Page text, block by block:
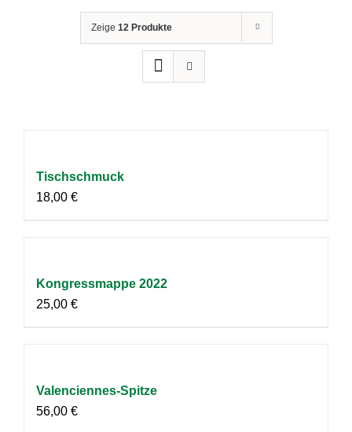
Zeige 12 Produkte
Tischschmuck
18,00 €
Kongressmappe 2022
25,00 €
Valenciennes-Spitze
56,00 €